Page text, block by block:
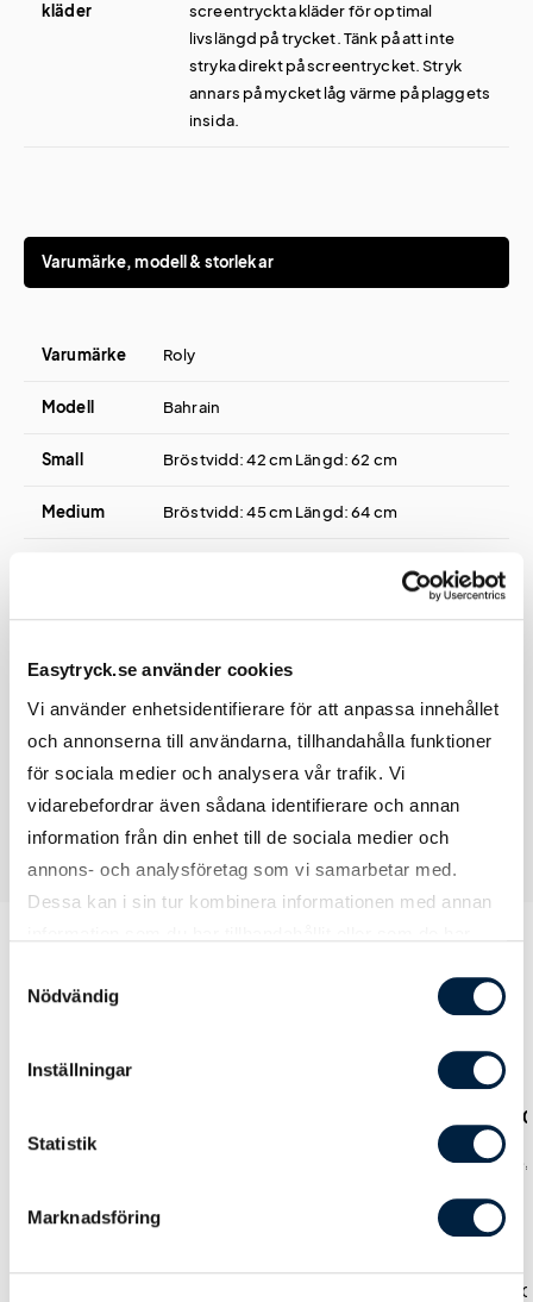
Easytryck.se använder cookies
Vi använder enhetsidentifierare för att anpassa innehållet
och annonserna till användarna, tillhandahålla funktioner
för sociala medier och analysera vår trafik. Vi
vidarebefordrar även sådana identifierare och annan
information från din enhet till de sociala medier och
annons- och analysföretag som vi samarbetar med.
Dessa kan i sin tur kombinera informationen med annan
Nödvändig
Inställningar
Statistik
Marknadsföring
kläder
screentryckta kläder för optimal
livslängd på trycket. Tänk på att inte
stryka direkt på screentrycket. Stryk
annars på mycket låg värme på plaggets
insida.
Varumärke, modell & storlekar
Varumärke Roly
Modell Bahrain
Small Bröstvidd: 42 cm Längd: 62 cm
Medium Bröstvidd: 45 cm Längd: 64 cm
Extra
Bröstvidd: 51 cm Längd: 68 cm
100
49,00